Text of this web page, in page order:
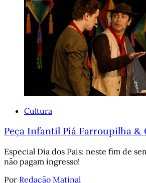
Cultura
Peça Infantil Piá Farroupilha &
Especial Dia dos Pais: neste fim de
não pagam ingresso!
Por Redação Matinal